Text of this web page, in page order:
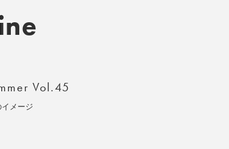
Vol.45
メージ